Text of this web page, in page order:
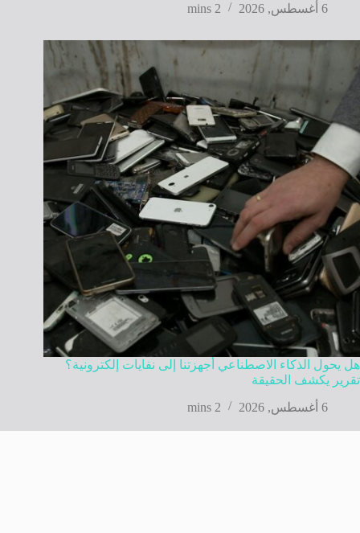
6 أغسطس, 2026
2 mins
هل يحول الذكاء الاصطناعي أجهزتنا إلى نفايات إلكترونية؟
تقرير يكشف الحقيقة
6 أغسطس, 2026
2 mins